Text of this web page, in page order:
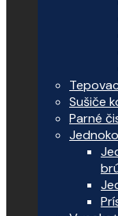
Sušiče
Parné